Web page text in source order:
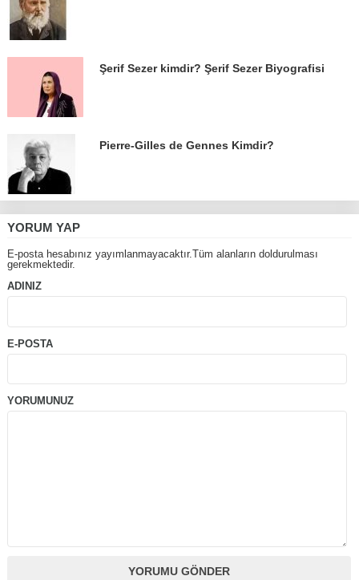
Şerif Sezer kimdir? Şerif Sezer Biyografisi
Pierre-Gilles de Gennes Kimdir?
YORUM YAP
E-posta hesabınız yayımlanmayacaktır.Tüm alanların doldurulması
gerekmektedir.
ADINIZ
E-POSTA
YORUMUNUZ